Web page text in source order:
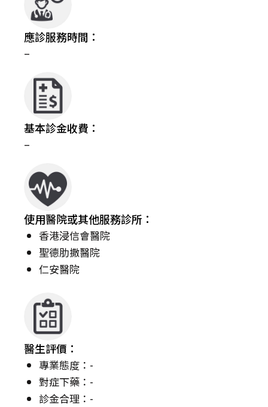
應診服務時間：
–
基本診金收費：
–
使用醫院或其他服務診所：
香港浸信會醫院
聖德肋撒醫院
仁安醫院
醫生評價：
專業態度：-
對症下藥：-
診金合理：-